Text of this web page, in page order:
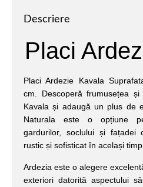
Descriere
Placi
Placi Ardezie Kavala
cm. Descoperă frumusețea
Kavala și adaugă un plus de
Naturala este o opțiune
gardurilor, soclului și fațadei
rustic și sofisticat în același timp.
Ardezia este o alegere
exteriori datorită aspectului